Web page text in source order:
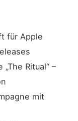
für Apple
Ritual“ –
mit